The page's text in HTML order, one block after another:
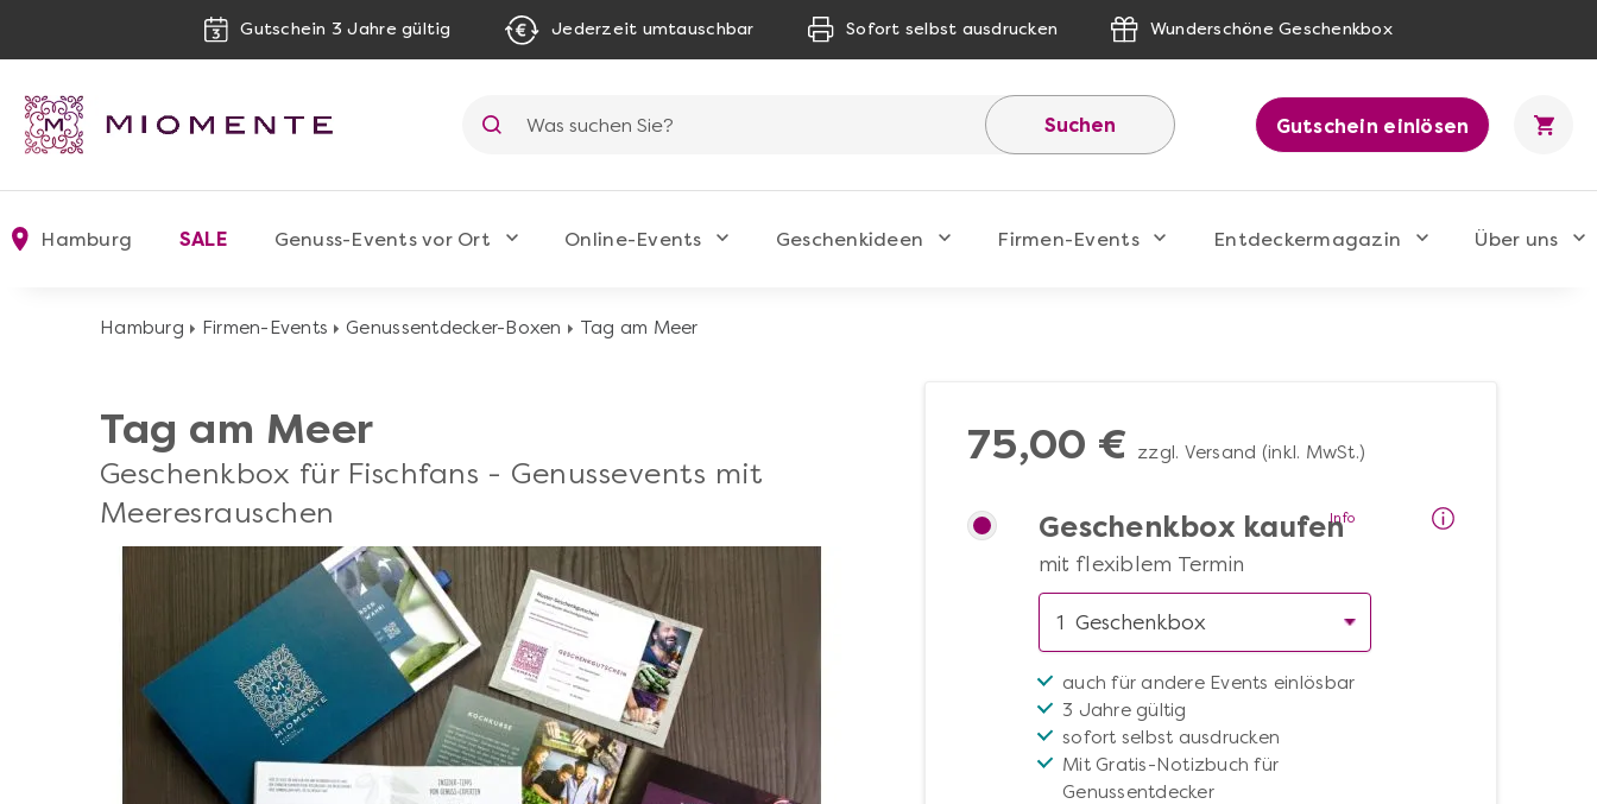
Gutschein 3 Jahre gültig Jederzeit umtauschbar Sofort selbst ausdrucken Wunderschöne Geschenkbox
Suchen Gutschein einlösen
Hamburg SALE Genuss-Events vor Ort Online-Events Geschenkideen Firmen-Events Entdeckermagazin Über uns
Hamburg Firmen-Events Genussentdecker-Boxen Tag am Meer
Tag am Meer
Geschenkbox für Fischfans - Genussevents mit
Meeresrauschen
75,00 € zzgl. Versand (inkl. MwSt.)
Geschenkbox kaufen
mit flexiblem Termin
auch für andere Events einlösbar
3 Jahre gültig
sofort selbst ausdrucken
Mit Gratis-Notizbuch für
Genussentdecker
Info